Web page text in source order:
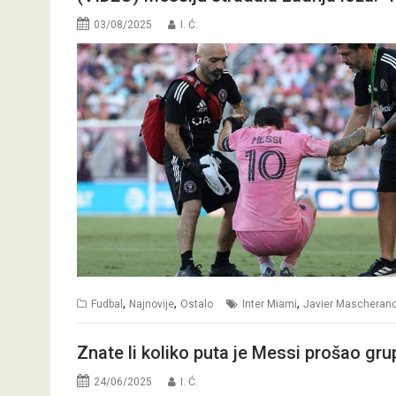
03/08/2025 I. Ć.
Fudbal , Najnovije, Ostalo Inter Miami, Javier
Znate li koliko puta je Messi prošao
24/06/2025 I. Ć.